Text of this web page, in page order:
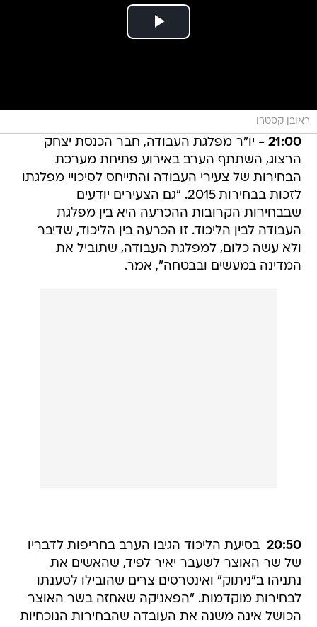
ראובן קסטרו
21:00 -
יו"ר מפלגת העבודה, חבר הכנסת יצחק
הרצוג, השתתף הערב באירוע פתיחת מערכת
הבחירות של צעירי העבודה והתייחס לסיכויי מפלגתו
לזכות בבחירות 2015. "גם הצעירים יודעים
שבבחירות הקרובות ההכרעה היא בין מפלגת
העבודה לבין הליכוד. זו הכרעה בין הליכוד, שדיבר
ולא עשה כלום, למפלגת העבודה, שתוביל את
המדינה במעשים ובבטחה", אמר.
20:50  בסיעת הליכוד הגיבו הערב בחריפות לדבריו
של שר האוצר לשעבר יאיר לפיד, שהאשים את
נתניהו ב"ניתוק" ואינטרסים צרים שהובילו לטענתו
לבחירות מוקדמות. "הפאניקה שאחזה בשר האוצר
הכושל אינה משנה את העובדה שהבחירות הנוכחיות